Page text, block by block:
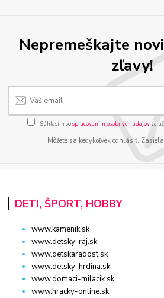
Nepremeškajte
zľavy!
Súhlasím sospracovaním osobných údajov za
Môžete sa kedykoľvek odhlásiť.
DETI, ŠPORT, HOBBY
www.kamenik.sk
www.detsky-raj.sk
www.detskaradost.sk
www.detsky-hrdina.sk
www.domaci-milacik.sk
www.hracky-online.sk